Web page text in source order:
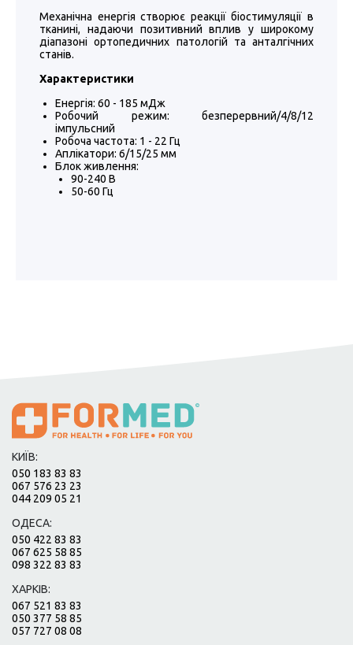
Механічна енергія створює реакції біостимуляції в
тканині, надаючи позитивний вплив у широкому
діапазоні ортопедичних патологій та анталгічних
станів.
Характеристики
Енергія: 60 - 185 мДж
Робочий режим: безперервний/4/8/12
імпульсний
Робоча частота: 1 - 22 Гц
Аплікатори: 6/15/25 мм
Блок живлення:
90-240 В
50-60 Гц
КИЇВ:
050 183 83 83
067 576 23 23
044 209 05 21
ОДЕСА:
050 422 83 83
067 625 58 85
098 322 83 83
ХАРКІВ:
067 521 83 83
050 377 58 85
057 727 08 08